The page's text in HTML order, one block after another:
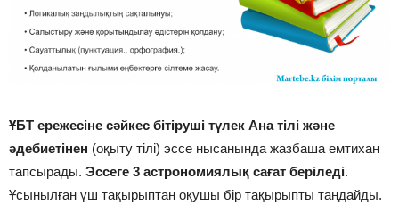
ҰБТ ережесіне сәйкес бітіруші түлек Ана тілі және
әдебиетінен (оқыту тілі) эссе нысанында жазбаша емтихан
тапсырады. Эссеге 3 астрономиялық сағат беріледі.
Ұсынылған үш тақырыптан оқушы бір тақырыпты таңдайды.